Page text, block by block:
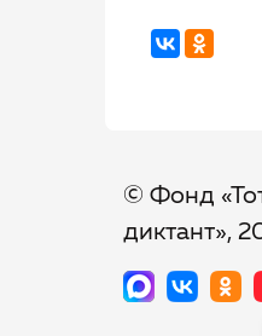
© Фонд
диктант»,